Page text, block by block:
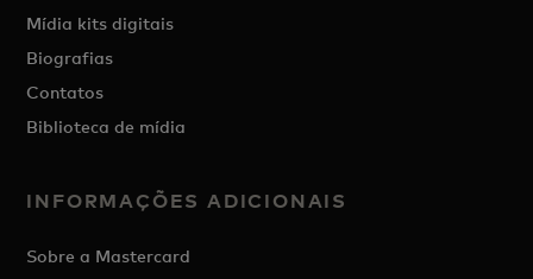
Mídia kits digitais
Biografias
Contatos
Biblioteca de mídia
INFORMAÇÕES ADICIONAIS
Sobre a Mastercard